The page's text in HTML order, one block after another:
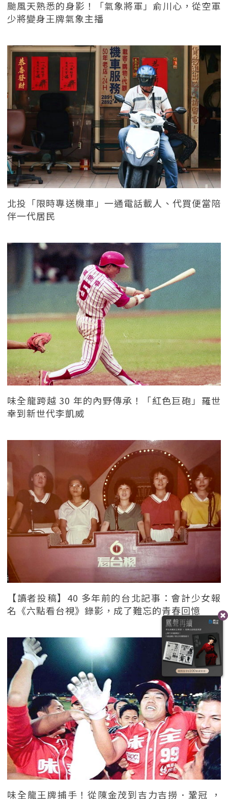
颱風天熟悉的身影！「氣象將軍」俞川心，從空軍
少將變身王牌氣象主播
北投「限時專送機車」一通電話載人、代買便當陪
伴一代居民
味全龍跨越 30 年的內野傳承！「紅色巨砲」羅世
幸到新世代李凱威
【讀者投稿】40 多年前的台北記事：會計少女報
名《六點看台視》錄影，成了難忘的青春回憶
味全龍王牌捕手！從陳金茂到吉力吉撈．鞏冠 ，